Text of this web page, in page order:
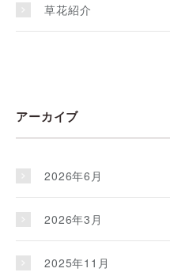
草花紹介
アーカイブ
2026年6月
2026年3月
2025年11月